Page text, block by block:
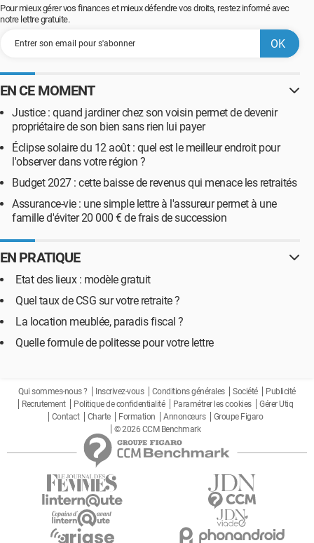
Pour mieux gérer vos finances et mieux défendre vos droits, restez informé avec
notre lettre gratuite.
EN CE MOMENT
Justice : quand jardiner chez son voisin permet de devenir
propriétaire de son bien sans rien lui payer
Éclipse solaire du 12 août : quel est le meilleur endroit pour
l'observer dans votre région ?
Budget 2027 : cette baisse de revenus qui menace les retraités
Assurance-vie : une simple lettre à l'assureur permet à une
famille d'éviter 20 000 € de frais de succession
EN PRATIQUE
Etat des lieux : modèle gratuit
Quel taux de CSG sur votre retraite ?
La location meublée, paradis fiscal ?
Quelle formule de politesse pour votre lettre
Qui sommes-nous ? Inscrivez-vous Conditions générales Société
Publicité
Recrutement
Politique de confidentialité Paramétrer les cookies
Gérer Utiq
Contact
Charte Formation Annonceurs
Groupe Figaro
© 2026 CCM Benchmark